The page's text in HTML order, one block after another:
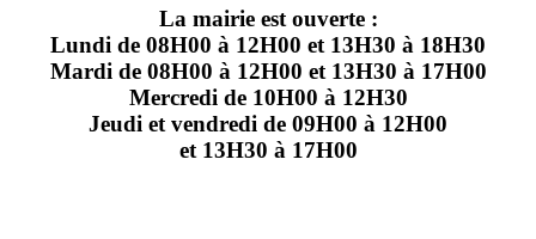
La mairie est ouverte :
Lundi de 08H00 à 12H00 et 13H30 à 18H30
Mardi de 08H00 à 12H00 et 13H30 à 17H00
Mercredi de 10H00 à 12H30
Jeudi et vendredi de 09H00 à 12H00
et 13H30 à 17H00